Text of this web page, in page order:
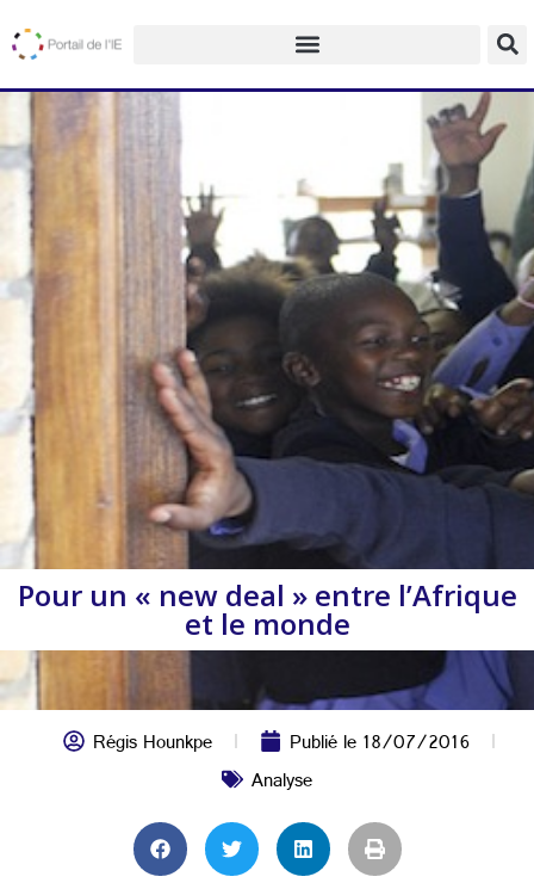
Pour un « new deal » entre l’Afrique
et le monde
Régis Hounkpe Publié le18/07/2016
Analyse